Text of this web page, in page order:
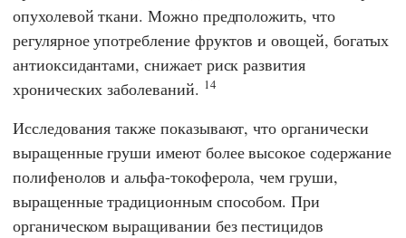
опухолевой ткани. Можно предположить, что
регулярное употребление фруктов и овощей, богатых
антиоксидантами, снижает риск развития
хронических заболеваний. 14
Исследования также показывают, что органически
выращенные груши имеют более высокое содержание
полифенолов и альфа-токоферола, чем груши,
выращенные традиционным способом. При
органическом выращивании без пестицидов